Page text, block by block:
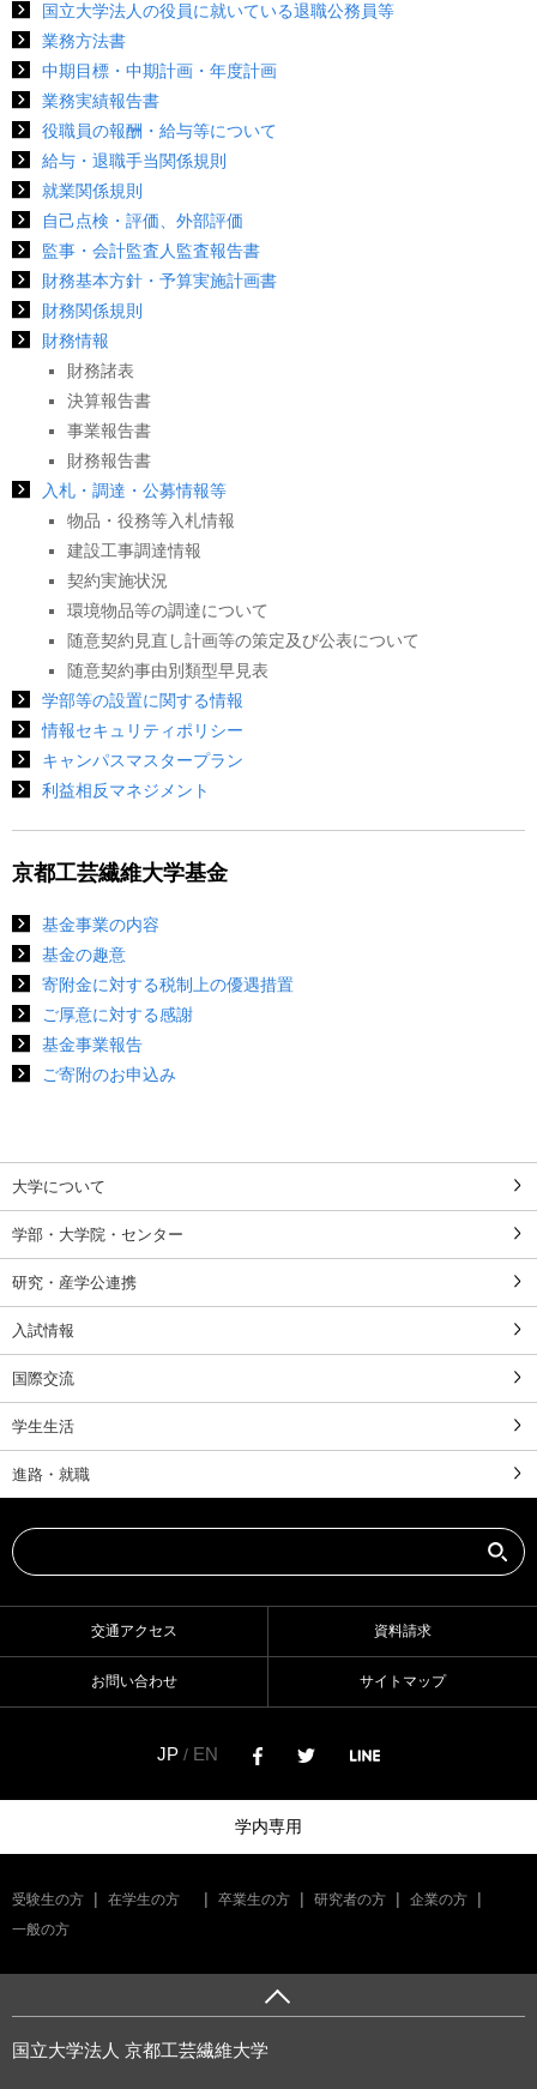
国立大学法人の役員に就いている退職公務員等
業務方法書
中期目標・中期計画・年度計画
業務実績報告書
役職員の報酬・給与等について
給与・退職手当関係規則
就業関係規則
自己点検・評価、外部評価
監事・会計監査人監査報告書
財務基本方針・予算実施計画書
財務関係規則
財務情報
財務諸表
決算報告書
事業報告書
財務報告書
入札・調達・公募情報等
物品・役務等入札情報
建設工事調達情報
契約実施状況
環境物品等の調達について
随意契約見直し計画等の策定及び公表について
随意契約事由別類型早見表
学部等の設置に関する情報
情報セキュリティポリシー
キャンパスマスタープラン
利益相反マネジメント
京都工芸繊維大学基金
基金事業の内容
基金の趣意
寄附金に対する税制上の優遇措置
ご厚意に対する感謝
基金事業報告
ご寄附のお申込み
大学について
学部・大学院・センター
研究・産学公連携
入試情報
国際交流
学生生活
進路・就職
交通アクセス 資料請求
お問い合わせ サイトマップ
JP / EN
学内専用
受験生の方 在学生の方 卒業生の方 研究者の方
企業の方
一般の方
国立大学法人 京都工芸繊維大学